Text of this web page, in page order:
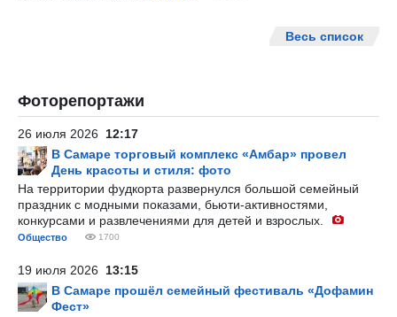
Весь список
Фоторепортажи
26 июля 2026 12:17
В Самаре торговый комплекс «Амбар» провел
День красоты и стиля: фото
На территории фудкорта развернулся большой семейный
праздник с модными показами, бьюти-активностями,
конкурсами и развлечениями для детей и взрослых.
Общество 1700
19 июля 2026 13:15
В Самаре прошёл семейный фестиваль «Дофамин
Фест»